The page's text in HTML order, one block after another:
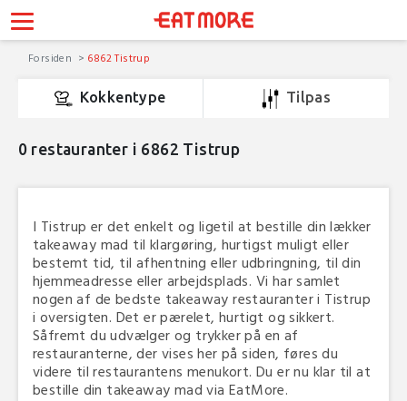
Forsiden 6862 Tistrup
Kokkentype Tilpas
0 restauranter i 6862 Tistrup
I Tistrup er det enkelt og ligetil at bestille din lækker
takeaway mad til klargøring, hurtigst muligt eller
bestemt tid, til afhentning eller udbringning, til din
hjemmeadresse eller arbejdsplads. Vi har samlet
nogen af de bedste takeaway restauranter i Tistrup
i oversigten. Det er pærelet, hurtigt og sikkert.
Såfremt du udvælger og trykker på en af
restauranterne, der vises her på siden, føres du
videre til restaurantens menukort. Du er nu klar til at
bestille din takeaway mad via EatMore.